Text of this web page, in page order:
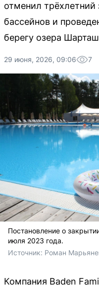
отменил трёхлетний
бассейнов и
берегу озера
29 июня, 2026, 09:06 7
Постановление о
июля 2023 года.
Источник: Роман
Компания Baden